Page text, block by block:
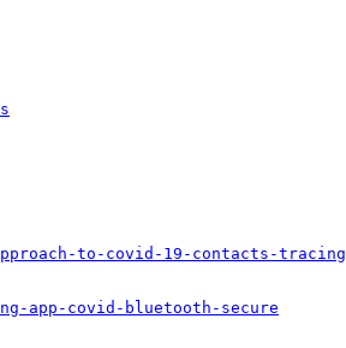
to-covid-19-contacts-tracing
app-covid-bluetooth-secure